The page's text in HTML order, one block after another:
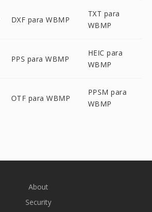
DXF para WBMP
TXT para
WBMP
PPS para WBMP
HEIC para
WBMP
OTF para WBMP
PPSM para
WBMP
About
Security